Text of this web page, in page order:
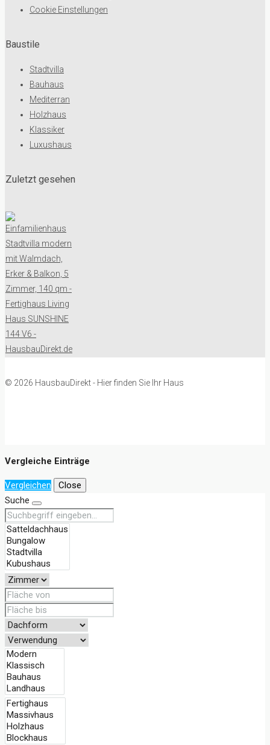
Baustile
Stadtvilla
Bauhaus
Mediterran
Holzhaus
Klassiker
Luxushaus
Cookie Einstellungen
Zuletzt gesehen
© 2026 HausbauDirekt - Hier finden Sie Ihr Haus
Vergleiche Einträge
Vergleichen
Close
Suche